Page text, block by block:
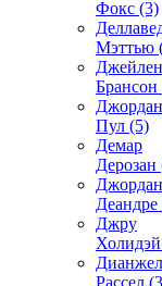
Фокс (3)
Мэттью
Джейлен
Брансон
Джордан
Пул (5)
Демар
Дерозан
Джордан
Деандре
Джру
Рассел